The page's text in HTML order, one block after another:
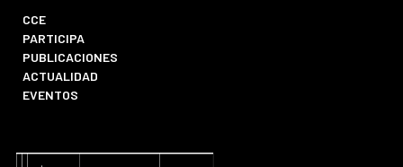
CCE
PARTICIPA
PUBLICACIONES
ACTUALIDAD
EVENTOS